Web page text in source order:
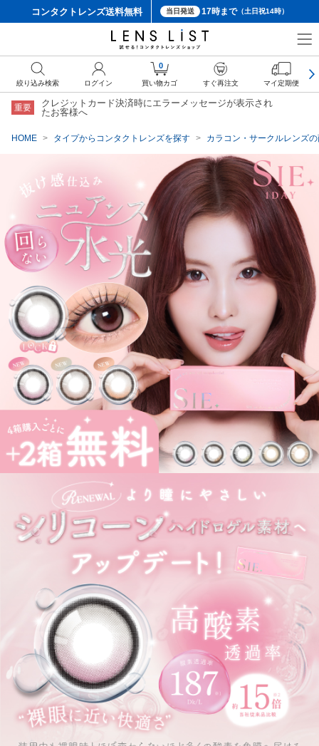
コンタクトレンズ送料無料 当日発送 17時まで（土日祝14時）
重要
クレジットカード決済時にエラーメッセージが表示され
たお客様へ
HOME タイプからコンタクトレンズを探す カラコン・サークルレンズ
絞り込み検索 ログイン
0
買い物カゴ すぐ再注文 マイ定期便
クーポン詳細